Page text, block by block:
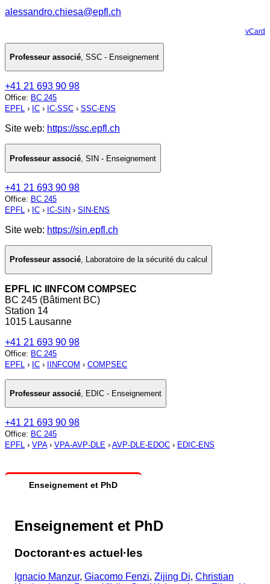
alessandro.chiesa@epfl.ch
vCard
Professeur associé, SSC - Enseignement
+41 21 693 90 98
Office: BC 245
EPFL › IC › IC-SSC › SSC-ENS
Site web: https://ssc.epfl.ch
Professeur associé SIN - Enseignement
+41 21 693 90 98
Office: BC 245
EPFL › IC › IC-SIN › SIN-ENS
Site web: https://sin.epfl.ch
Professeur associé, Laboratoire de la sécurité du calcul
EPFL IC IINFCOM COMPSEC
BC 245 (Bâtiment BC)
Station 14
1015 Lausanne
+41 21 693 90 98
Office: BC 245
EPFL › IC › IINFCOM › COMPSEC
Professeur associé, EDIC - Enseignement
+41 21 693 90 98
Office: BC 245
EPFL › VPA› VPA-AVP-DLE › AVP-DLE-EDOC › EDIC-ENS
Enseignement et PhD
Enseignement et PhD
Doctorant·es actuel·les
Ignacio Manzur, Giacomo Fenzi, Zijing Di, Christian